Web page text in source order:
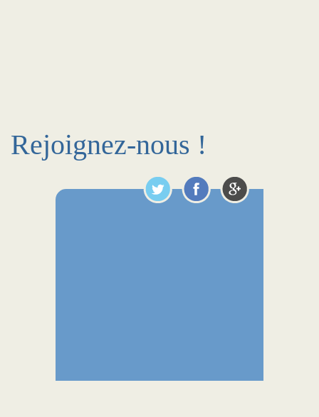
Rejoignez-nous !